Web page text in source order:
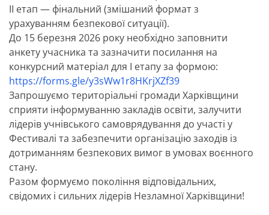
ІІ етап — фінальний (змішаний формат з
урахуванням безпекової ситуації).
До 15 березня 2026 року необхідно заповнити
анкету учасника та зазначити посилання на
конкурсний матеріал для І етапу за формою:
https://forms.gle/y3sWw1r8HKrjXZf39
Запрошуємо територіальні громади Харківщини
сприяти інформуванню закладів освіти, залучити
лідерів учнівського самоврядування до участі у
Фестивалі та забезпечити організацію заходів із
дотриманням безпекових вимог в умовах воєнного
стану.
Разом формуємо покоління відповідальних,
свідомих і сильних лідерів Незламної Харківщини!